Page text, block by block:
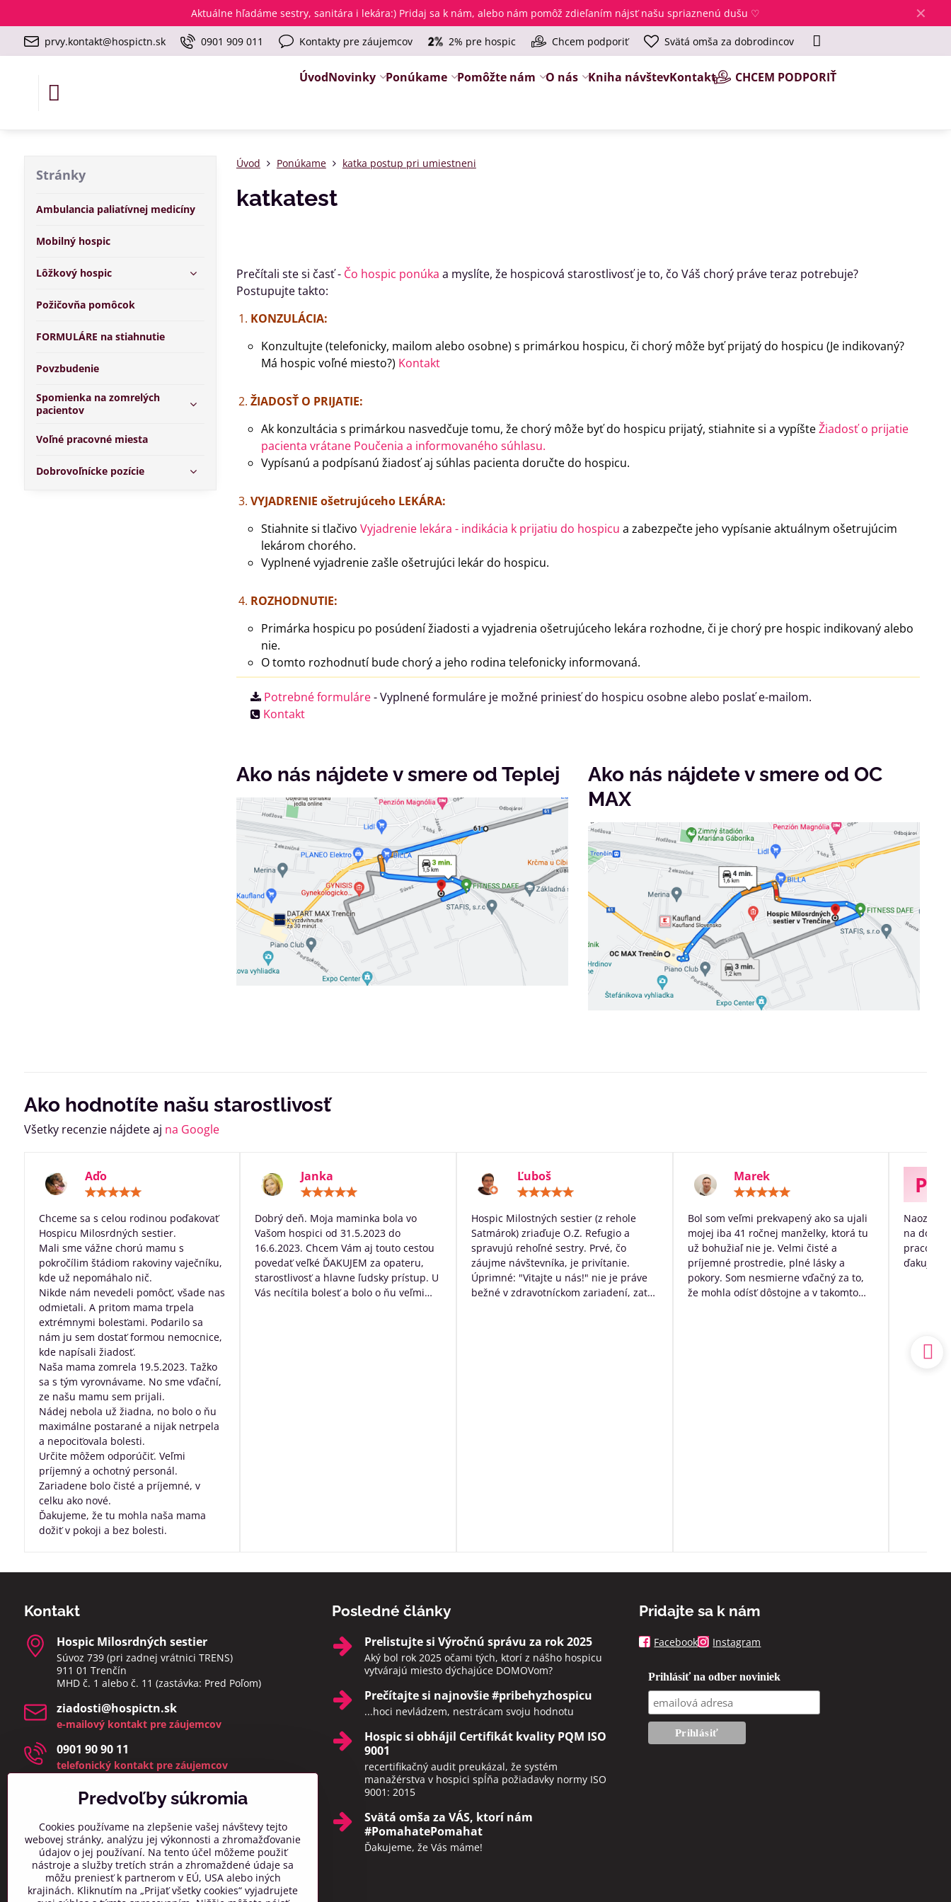
✕
Aktuálne hľadáme sestry, sanitára i lekára:) Pridaj sa k nám, alebo nám pomôž zdieľaním nájsť našu spriaznenú dušu ♡
prvy.kontakt@hospictn.sk 0901 909 011 Kontakty pre záujemcov 2% pre hospic Chcem podporiť Svätá omša za dobrodincov
ÚvodNovinky Ponúkame Pomôžte nám O nás Kniha návštevKontakt CHCEM PODPORIŤ
Úvod Ponúkame katka postup pri umiestneni
katkatest
Prečítali ste si časť - Čo hospic ponúka a myslíte, že hospicová starostlivosť je to, čo Váš chorý práve teraz potrebuje?
Postupujte takto:
KONZULÁCIA:
Konzultujte (telefonicky, mailom alebo osobne) s primárkou hospicu, či chorý môže byť prijatý do hospicu (Je indikovaný?
Má hospic voľné miesto?) Kontakt
ŽIADOSŤ O PRIJATIE:
Ak konzultácia s primárkou nasvedčuje tomu, že chorý môže byť do hospicu prijatý, stiahnite si a vypíšteŽiadosť o prijatie
pacienta vrátane Poučenia a informovaného súhlasu.
Vypísanú a podpísanú žiadosť aj súhlas pacienta doručte do hospicu.
VYJADRENIE ošetrujúceho LEKÁRA:
Stiahnite si tlačivo Vyjadrenie lekára - indikácia k prijatiu do hospicu a zabezpečte jeho vypísanie aktuálnym ošetrujúcim
lekárom chorého.
Vyplnené vyjadrenie zašle ošetrujúci lekár do hospicu.
ROZHODNUTIE:
Primárka hospicu po posúdení žiadosti a vyjadrenia ošetrujúceho lekára rozhodne, či je chorý pre hospic indikovaný alebo
nie.
O tomto rozhodnutí bude chorý a jeho rodina telefonicky informovaná.
Potrebné formuláre- Vyplnené formuláre je možné priniesť do hospicu osobne alebo poslať e-mailom.
Kontakt
Ako nás nájdete v smere od Teplej
Ako nás nájdete v smere od OC
MAX
Stránky
Ambulancia paliatívnej medicíny
Mobilný hospic
Lôžkový hospic
Požičovňa pomôcok
FORMULÁRE na stiahnutie
Povzbudenie
Spomienka na zomrelých
pacientov
Voľné pracovné miesta
Dobrovoľnícke pozície
Ako hodnotíte našu starostlivosť
Všetky recenzie nájdete aj na Google
Aďo
/
5
Chceme sa s celou rodinou poďakovať
Hospicu Milosrdných sestier.
Mali sme vážne chorú mamu s
pokročílim štádiom rakoviny vaječníku,
kde už nepomáhalo nič.
Nikde nám nevedeli pomôcť, všade nas
odmietali. A pritom mama trpela
extrémnymi bolesťami. Podarilo sa
nám ju sem dostať formou nemocnice,
kde napísali žiadosť.
Naša mama zomrela 19.5.2023. Tažko
sa s tým vyrovnávame. No sme vďační,
ze našu mamu sem prijali.
Nádej nebola už žiadna, no bolo o ňu
maximálne postarané a nijak netrpela
a nepociťovala bolesti.
Určite môžem odporúčiť. Veľmi
príjemný a ochotný personál.
Zariadene bolo čisté a príjemné, v
celku ako nové.
Ďakujeme, že tu mohla naša mama
dožiť v pokoji a bez bolesti.
Janka
/
5
Dobrý deň. Moja maminka bola vo
Vašom hospici od 31.5.2023 do
16.6.2023. Chcem Vám aj touto cestou
povedať veľké ĎAKUJEM za opateru,
starostlivosť a hlavne ľudsky prístup. U
Vás necítila bolesť a bolo o ňu veľmi
Ľuboš
/
5
Hospic Milostných sestier (z rehole
Satmárok) zriaďuje O.Z. Refugio a
spravujú rehoľné sestry. Prvé, čo
záujme návštevníka, je privítanie.
Úprimné: "Vitajte u nás!" nie je práve
bežné v zdravotníckom zariadení, zato
Marek
/
5
Bol som veľmi prekvapený ako sa ujali
mojej iba 41 ročnej manželky, ktorá tu
už bohužiaľ nie je. Velmi čisté a
príjemné prostredie, plné lásky a
pokory. Som nesmierne vďačný za to,
že mohla odísť dôstojne a v takomto
P
Naozaj
na
ďakujem
Kontakt
Hospic Milosrdných sestier
Súvoz 739 (pri zadnej vrátnici TRENS)
911 01 Trenčín
MHD č. 1 alebo č. 11 (zastávka: Pred Poľom)
ziadosti​@hospictn​.sk
e-mailový kontakt pre záujemcov
0901 90 90 11
telefonický kontakt pre záujemcov
telefonáty a osobné návštevy prijímame v čase 8:00 –
14:00
(zmeškané hovory a osobné návštevy mimo týchto
info​@hospictn​.sk
všeobecný kontaktný mail
0918 606 261
všeobecný telefonický kontakt
Posledné články
Prelistujte si Výročnú správu za rok 2025
Aký bol rok 2025 očami tých, ktorí z nášho hospicu
vytvárajú miesto dýchajúce DOMOVom?
Prečítajte si najnovšie #pribehyzhospicu
...hoci nevládzem, nestrácam svoju hodnotu
Hospic si obhájil Certifikát kvality PQM ISO
9001
recertifikačný audit preukázal, že systém
manažérstva v hospici spĺňa požiadavky normy ISO
9001: 2015
Svätá omša za VÁS, ktorí nám
#PomahatePomahat
Ďakujeme, že Vás máme!
Pridajte sa k nám
Facebook Instagram
Prihlásiť na odber noviniek
Predvoľby súkromia
Cookies používame na zlepšenie vašej návštevy tejto
webovej stránky, analýzu jej výkonnosti a zhromažďovanie
údajov o jej používaní. Na tento účel môžeme použiť
nástroje a služby tretích strán a zhromaždené údaje sa
môžu preniesť k partnerom v EÚ, USA alebo iných
krajinách. Kliknutím na „Prijať všetky cookies“ vyjadrujete